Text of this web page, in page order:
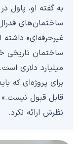
به گفته او، پاول
ساختمان‌های
غیرحرفه‌ای»
ساختمان تاریخی
میلیارد دلاری
قابل قبول
نظرش ارائه نکرد.